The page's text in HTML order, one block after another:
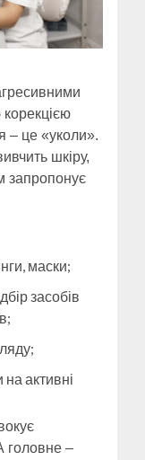
корекцією
– це «уколи».
шкіру,
запропонує
маски;
засобів
на активні
головне –